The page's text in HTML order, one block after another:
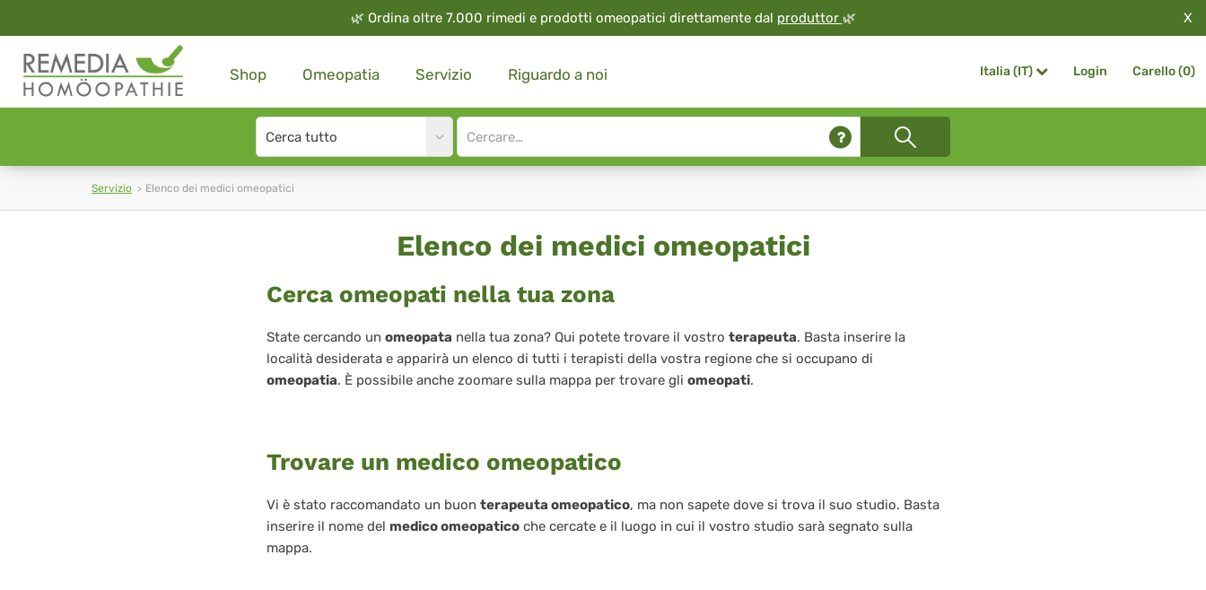
🌿 Ordina oltre 7.000 rimedi e prodotti omeopatici direttamente dal produttor 🌿 X
Shop Omeopatia Servizio Riguardo a noi Italia (IT) Login Carello (0)
Search
type
Site
search
Servizio Elenco dei medici omeopatici
Elenco dei medici omeopatici
Cerca omeopati nella tua zona
State cercando un omeopata nella tua zona? Qui potete trovare il vostro terapeuta. Basta inserire la
località desiderata e apparirà un elenco di tutti i terapisti della vostra regione che si occupano di
omeopatia. È possibile anche zoomare sulla mappa per trovare gli omeopati.
Trovare un medico omeopatico
Vi è stato raccomandato un buon terapeuta omeopatico, ma non sapete dove si trova il suo studio. Basta
inserire il nome del medico omeopatico che cercate e il luogo in cui il vostro studio sarà segnato sulla
mappa.